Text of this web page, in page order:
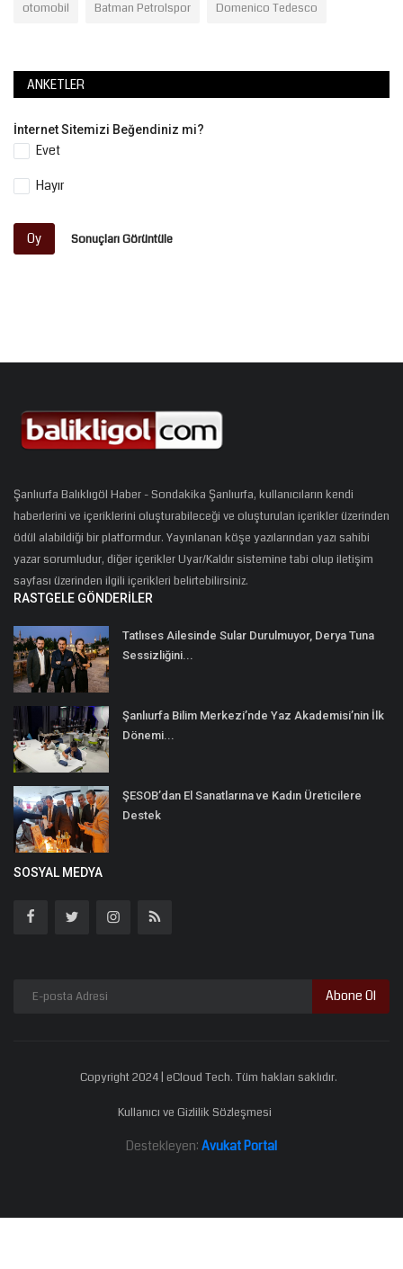
otomobil Batman Petrolspor Domenico Tedesco
ANKETLER
İnternet Sitemizi Beğendiniz mi?
Evet
Hayır
Oy Sonuçları Görüntüle
Şanlıurfa Balıklıgöl Haber - Sondakika Şanlıurfa, kullanıcıların kendi
haberlerini ve içeriklerini oluşturabileceği ve oluşturulan içerikler üzerinden
ödül alabildiği bir platformdur. Yayınlanan köşe yazılarından yazı sahibi
yazar sorumludur, diğer içerikler Uyar/Kaldır sistemine tabi olup iletişim
sayfası üzerinden ilgili içerikleri belirtebilirsiniz.
RASTGELE GÖNDERILER
Tatlıses Ailesinde Sular Durulmuyor, Derya Tuna
Sessizliğini...
Şanlıurfa Bilim Merkezi’nde Yaz Akademisi’nin İlk
Dönemi...
ŞESOB’dan El Sanatlarına ve Kadın Üreticilere
Destek
SOSYAL MEDYA
Abone Ol
Copyright 2024 | eCloud Tech. Tüm hakları saklıdır.
Kullanıcı ve Gizlilik Sözleşmesi
Destekleyen: Avukat Portal